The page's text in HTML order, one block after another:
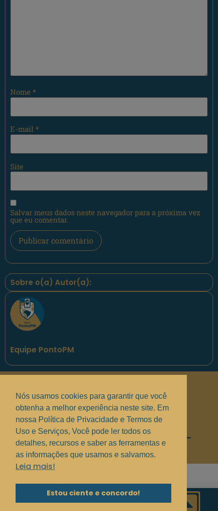
Nome *
E-mail *
Site
Salvar meus dados neste navegador para a próxima vez
que eu comentar.
Sobre o(a) Autor(a):
Equipe PontoPM
Termos de uso e Serviços.
Solucionando suas dúvidas
Copyright © 2017 - 2025 —Grupo MindBR
—
PontoPM
Nós usamos cookies para garantir que você
obtenha a melhor experiência neste site. Em
nossa Política de Privacidade e Termos de
Uso e Serviços, Você pode ler todos os
detalhes, recursos e saber as ferramentas e
as informações que usamos e salvamos.
Leia mais!
Estou ciente e concordo!